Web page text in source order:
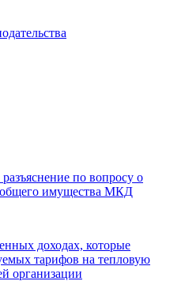
по вопросу о
общего имущества МКД
доходах, которые
тарифов на тепловую
организации